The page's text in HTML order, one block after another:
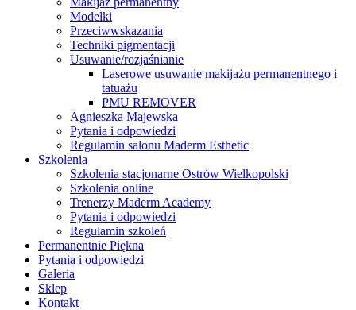
Modelki
Przeciwwskazania
Techniki pigmentacji
Usuwanie/rozjaśnianie
Laserowe usuwanie makijażu permanentnego i
tatuażu
PMU REMOVER
Agnieszka Majewska
Pytania i odpowiedzi
Regulamin salonu Maderm Esthetic
Szkolenia
Szkolenia stacjonarne Ostrów Wielkopolski
Szkolenia online
Trenerzy Maderm Academy
Pytania i odpowiedzi
Regulamin szkoleń
Permanentnie Piękna
Pytania i odpowiedzi
Galeria
Sklep
Kontakt